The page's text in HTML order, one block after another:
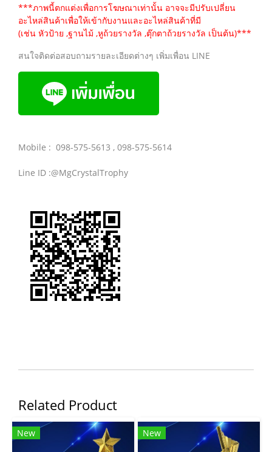
***ภาพนี้ตกแต่งเพื่อการโฆษณาเท่านั้น อาจจะมีปรับเปลี่ยน
อะไหล่สินค้าเพื่อให้เข้ากับงานและอะไหล่สินค้าที่มี
(เช่น หัวป้าย ,ฐานไม้ ,หูถ้วยรางวัล ,ตุ๊กตาถ้วยรางวัล เป็นต้น)***
สนใจติดต่อสอบถามรายละเอียดต่างๆ เพิ่มเพื่อน LINE
Mobile : 098-575-5613 , 098-575-5614
Line ID :@MgCrystalTrophy
Related Product
New New